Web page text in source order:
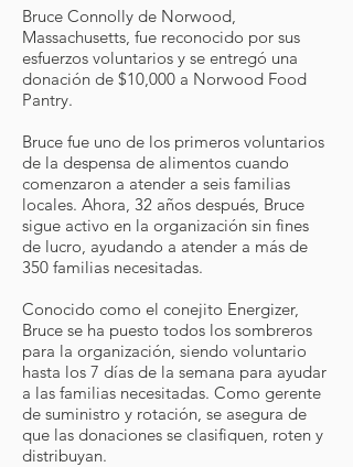
Bruce Connolly de Norwood,
Massachusetts, fue reconocido por sus
esfuerzos voluntarios y se entregó una
donación de $10,000 a Norwood Food
Pantry.
Bruce fue uno de los primeros voluntarios
de la despensa de alimentos cuando
comenzaron a atender a seis familias
locales. Ahora, 32 años después, Bruce
sigue activo en la organización sin fines
de lucro, ayudando a atender a más de
350 familias necesitadas.
Conocido como el conejito Energizer,
Bruce se ha puesto todos los sombreros
para la organización, siendo voluntario
hasta los 7 días de la semana para ayudar
a las familias necesitadas. Como gerente
de suministro y rotación, se asegura de
que las donaciones se clasifiquen, roten y
distribuyan.